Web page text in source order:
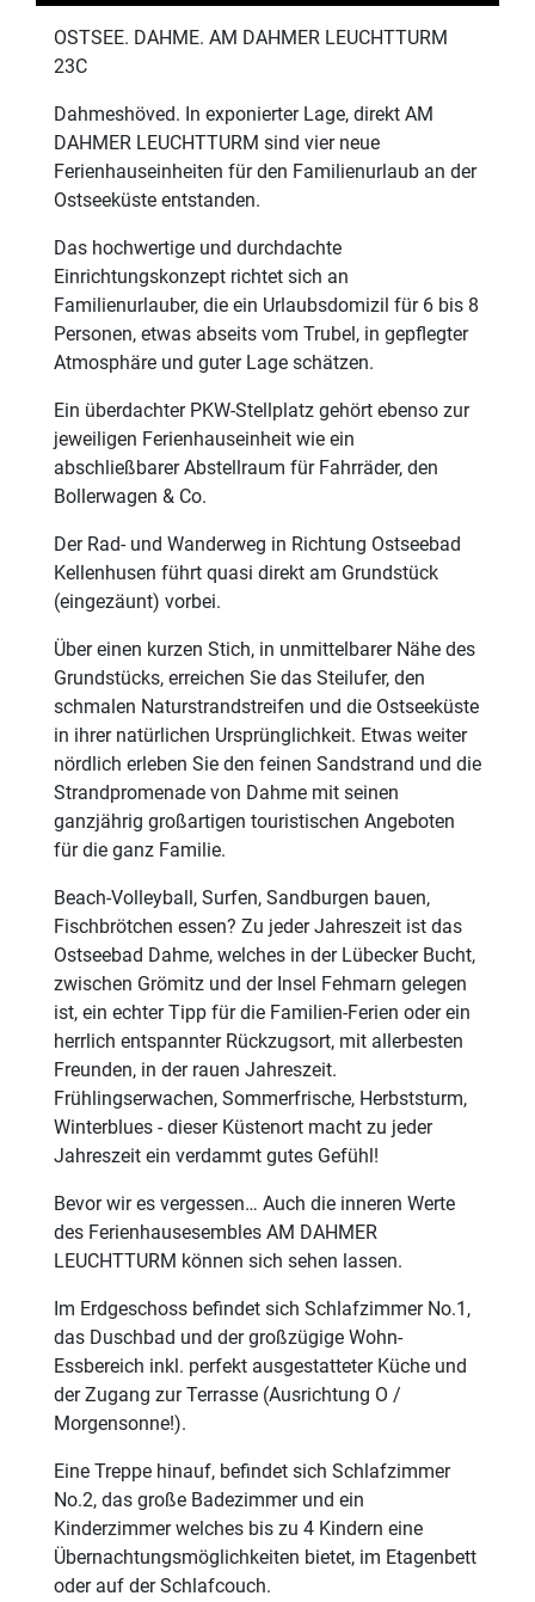
OSTSEE. DAHME. AM DAHMER LEUCHTTURM
23C
Dahmeshöved. In exponierter Lage, direkt AM
DAHMER LEUCHTTURM sind vier neue
Ferienhauseinheiten für den Familienurlaub an der
Ostseeküste entstanden.
Das hochwertige und durchdachte
Einrichtungskonzept richtet sich an
Familienurlauber, die ein Urlaubsdomizil für 6 bis 8
Personen, etwas abseits vom Trubel, in gepflegter
Atmosphäre und guter Lage schätzen.
Ein überdachter PKW-Stellplatz gehört ebenso zur
jeweiligen Ferienhauseinheit wie ein
abschließbarer Abstellraum für Fahrräder, den
Bollerwagen & Co.
Der Rad- und Wanderweg in Richtung Ostseebad
Kellenhusen führt quasi direkt am Grundstück
(eingezäunt) vorbei.
Über einen kurzen Stich, in unmittelbarer Nähe des
Grundstücks, erreichen Sie das Steilufer, den
schmalen Naturstrandstreifen und die Ostseeküste
in ihrer natürlichen Ursprünglichkeit. Etwas weiter
nördlich erleben Sie den feinen Sandstrand und die
Strandpromenade von Dahme mit seinen
ganzjährig großartigen touristischen Angeboten
für die ganz Familie.
Beach-Volleyball, Surfen, Sandburgen bauen,
Fischbrötchen essen? Zu jeder Jahreszeit ist das
Ostseebad Dahme, welches in der Lübecker Bucht,
zwischen Grömitz und der Insel Fehmarn gelegen
ist, ein echter Tipp für die Familien-Ferien oder ein
herrlich entspannter Rückzugsort, mit allerbesten
Freunden, in der rauen Jahreszeit.
Frühlingserwachen, Sommerfrische, Herbststurm,
Winterblues - dieser Küstenort macht zu jeder
Jahreszeit ein verdammt gutes Gefühl!
Bevor wir es vergessen… Auch die inneren Werte
des Ferienhausesembles AM DAHMER
LEUCHTTURM können sich sehen lassen.
Im Erdgeschoss befindet sich Schlafzimmer No.1,
das Duschbad und der großzügige Wohn-
Essbereich inkl. perfekt ausgestatteter Küche und
der Zugang zur Terrasse (Ausrichtung O /
Morgensonne!).
Eine Treppe hinauf, befindet sich Schlafzimmer
No.2, das große Badezimmer und ein
Kinderzimmer welches bis zu 4 Kindern eine
Übernachtungsmöglichkeiten bietet, im Etagenbett
oder auf der Schlafcouch.